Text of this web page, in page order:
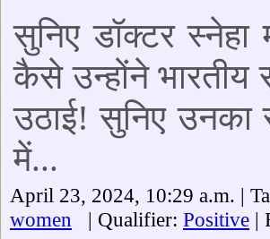
सुनिए डॉक्टर
कैसे उन्होंने भारतीय
उठाई! सुनिए उनका
में...
April 23, 2024, 10:29 a.m. |
women | Qualifier: Positive |